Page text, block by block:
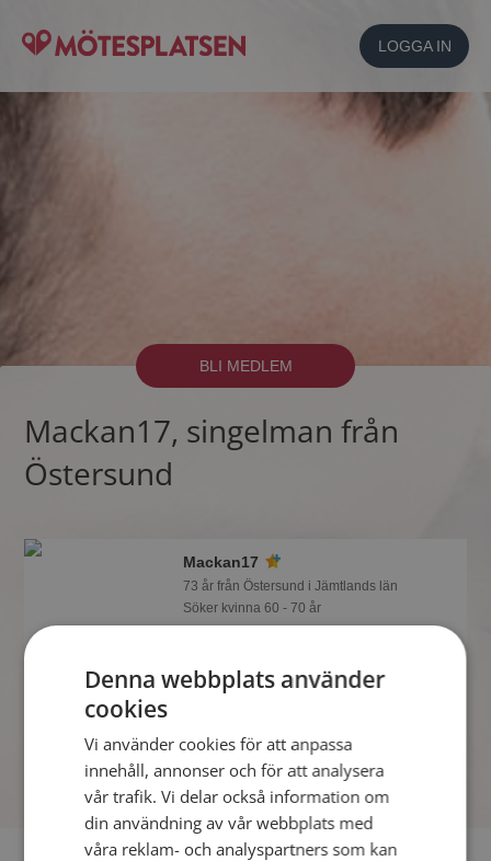
LOGGA IN
BLI MEDLEM
Mackan17, singelman från
Östersund
Mackan17
73 år från Östersund i Jämtlands län
Söker kvinna 60 - 70 år
Mötesplatsen, sen kan du lära dig allt
Denna webbplats använder
cookies
Vi använder cookies för att anpassa
innehåll, annonser och för att analysera
vår trafik. Vi delar också information om
din användning av vår webbplats med
våra reklam- och analyspartners som kan